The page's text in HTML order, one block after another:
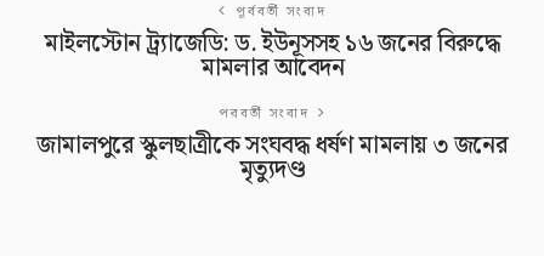
পূর্ববর্তী সংবাদ
মাইলস্টোন ট্র্যাজেডি: ড. ইউনূসসহ ১৬ জনের বিরুদ্ধে
মামলার আবেদন
পরবর্তী সংবাদ
জামালপুরে স্কুলছাত্রীকে সংঘবদ্ধ ধর্ষণ মামলায় ৩ জনের
মৃত্যুদণ্ড